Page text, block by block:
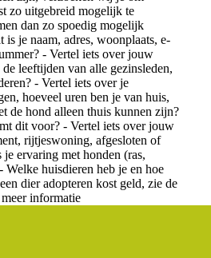
zo uitgebreid mogelijk te
dan zo spoedig mogelijk
is je naam, adres, woonplaats, e-
- Vertel iets over jouw
leeftijden van alle gezinsleden,
- Vertel iets over je
hoeveel uren ben je van huis,
de hond alleen thuis kunnen zijn?
dit voor? - Vertel iets over jouw
rijtjeswoning, afgesloten of
ervaring met honden (ras,
Welke huisdieren heb je en hoe
dier adopteren kost geld, zie de
informatie